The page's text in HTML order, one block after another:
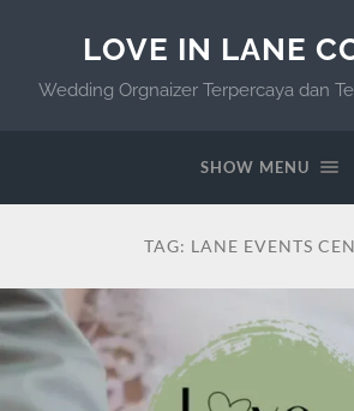
LOVE IN LANE
Wedding Orgnaizer Terpercaya dan
SHOW MENU
TAG: LANE EVENTS